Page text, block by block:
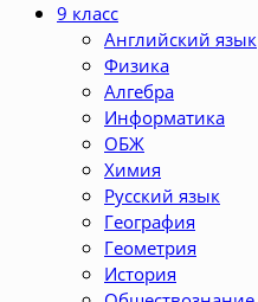
9 класс
Английский язык
Физика
Алгебра
Информатика
ОБЖ
Химия
Русский язык
География
Геометрия
История